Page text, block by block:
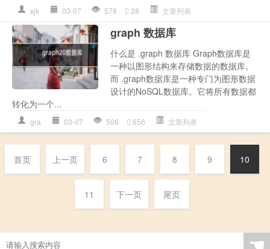
sjk 03-07 578 28 文章列表
graph 数据库
什么是 .graph 数据库 Graph数据库是
一种以图形结构来存储数据的数据库。
而 .graph数据库是一种专门为图形数据
设计的NoSQL数据库。它将所有数据都
转化为一个...
gra 03-07 506 656 文章列表
首页 上一页 6 7 8 9 10
11 下一页 尾页